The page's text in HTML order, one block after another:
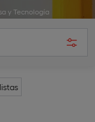
y Tecnología